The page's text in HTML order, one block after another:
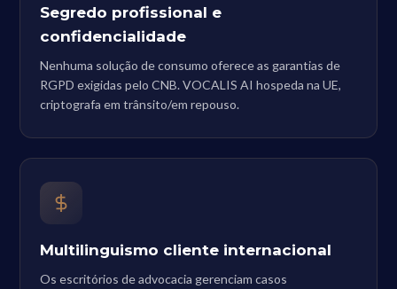
Segredo profissional e
confidencialidade
Nenhuma solução de consumo oferece as garantias de
RGPD exigidas pelo CNB. VOCALIS AI hospeda na UE,
criptografa em trânsito/em repouso.
Multilinguismo cliente internacional
Os escritórios de advocacia gerenciam casos